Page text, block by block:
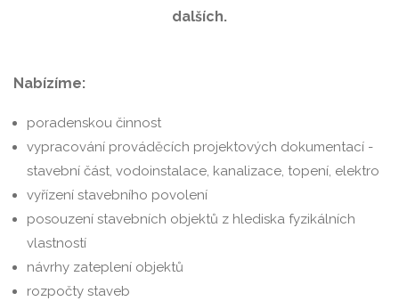
dalších.
Nabízíme:
poradenskou činnost
vypracování prováděcích projektových dokumentací -
stavební část, vodoinstalace, kanalizace, topení, elektro
vyřízení stavebního povolení
posouzení stavebních objektů z hlediska fyzikálních
vlastností
návrhy zateplení objektů
rozpočty staveb